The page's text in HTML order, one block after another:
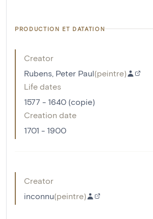
PRODUCTION ET DATATION
Creator
Rubens, Peter Paul(peintre)
Life dates
1577 - 1640 (copie)
Creation date
1701 - 1900
Creator
inconnu(peintre)